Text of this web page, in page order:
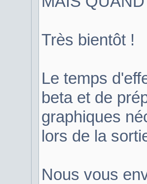
Très bientôt !
Le temps
beta et de
graphiques
lors de la
Nous vous